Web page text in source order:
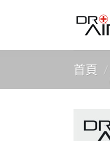
首頁 /